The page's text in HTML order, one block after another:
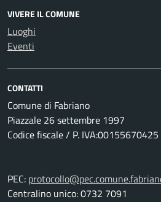
VIVERE IL COMUNE
Luoghi
Eventi
CONTATTI
Comune di Fabriano
Piazzale 26 settembre 1997
Codice fiscale / P. IVA:00155670425
PEC:
Centralino unico: 0732 7091